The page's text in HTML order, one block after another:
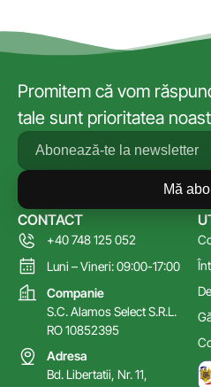
Promitem că vom
tale sunt prioritatea
Mă
CONTACT
+40 748 125 052
Luni – Vineri: 09:00-17:00
Companie
S.C. Alamos Select S.R.L.
RO 10852395
Adresa
Bd. Libertatii, Nr. 11,